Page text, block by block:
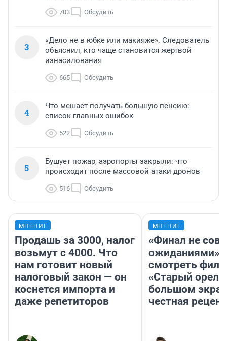
703 Обсудить
3
«Дело не в юбке или макияже». Следователь
объяснил, кто чаще становится жертвой
изнасилования
665 Обсудить
4
Что мешает получать большую пенсию:
список главных ошибок
522 Обсудить
5
Бушует пожар, аэропорты закрыли: что
происходит после массовой атаки дронов
516 Обсудить
МНЕНИЕ
Продашь за 3000, налог
возьмут с 4000. Что
нам готовит новый
налоговый закон — он
коснется импорта и
даже репетиторов
МНЕНИЕ
«Финал не
ожиданиями»:
смотреть
«Старый орел»
большом
честная